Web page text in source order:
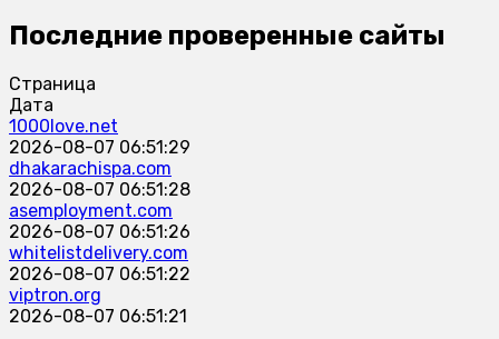
Последние проверенные сайты
Страница
Дата
1000love.net
2026-08-07 06:51:29
dhakarachispa.com
2026-08-07 06:51:28
asemployment.com
2026-08-07 06:51:26
whitelistdelivery.com
2026-08-07 06:51:22
viptron.org
2026-08-07 06:51:21